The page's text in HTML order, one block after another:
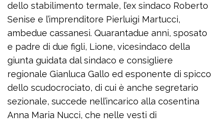
dello stabilimento termale, l’ex sindaco Roberto
Senise e l’imprenditore Pierluigi Martucci,
ambedue cassanesi. Quarantadue anni, sposato
e padre di due figli, Lione, vicesindaco della
giunta guidata dal sindaco e consigliere
regionale Gianluca Gallo ed esponente di spicco
dello scudocrociato, di cui è anche segretario
sezionale, succede nell’incarico alla cosentina
Anna Maria Nucci, che nelle vesti di